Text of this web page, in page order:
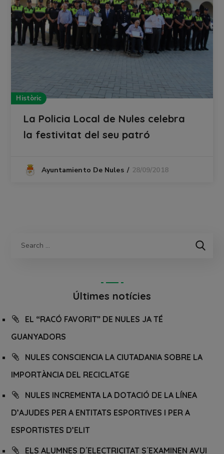
Històric
La Policia Local de Nules celebra
la festivitat del seu patró
Ayuntamiento De Nules 28/09/2018
Últimes notícies
EL “RACÓ FAVORIT” DE NULES JA TÉ
GUANYADORS
NULES CONSCIENCIA LA CIUTADANIA SOBRE LA
IMPORTÀNCIA DEL RECICLATGE
NULES INCREMENTA LA DOTACIÓ DE LA LÍNEA
D’AJUDES PER A ENTITATS ESPORTIVES I PER A
ESPORTISTES D’ELIT
ELS ALUMNES D´ELECTRICITAT S´EXAMINEN AVUI